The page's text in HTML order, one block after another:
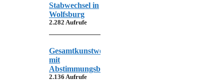
Stabwechsel in
Wolfsburg
2.282 Aufrufe
Gesamtkunstwerk
mit
Abstimmungsbedarf
2.136 Aufrufe